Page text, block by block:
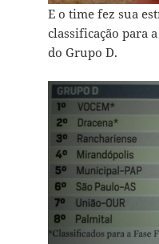
E o time fez sua
classificação para
do Grupo D.